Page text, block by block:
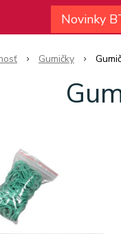
Novinky
Gumičky